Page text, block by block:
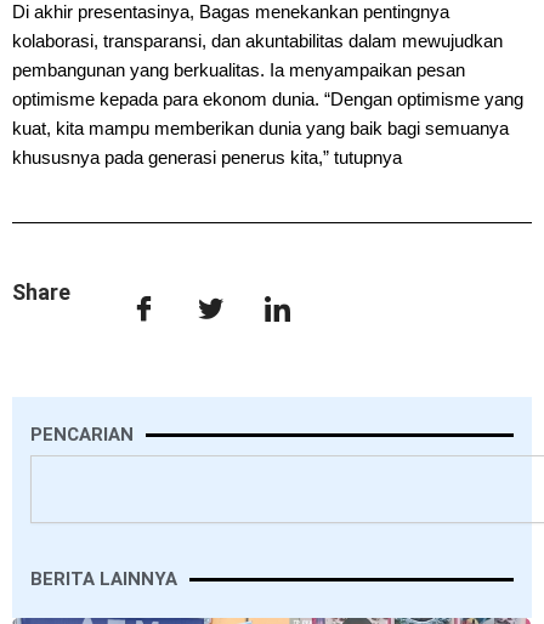
Di akhir presentasinya, Bagas menekankan pentingnya
kolaborasi, transparansi, dan akuntabilitas dalam mewujudkan
pembangunan yang berkualitas. Ia menyampaikan pesan
optimisme kepada para ekonom dunia. “Dengan optimisme yang
kuat, kita mampu memberikan dunia yang baik bagi semuanya
khususnya pada generasi penerus kita,” tutupnya
Share
PENCARIAN
BERITA LAINNYA